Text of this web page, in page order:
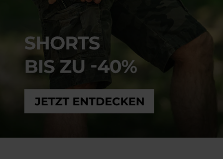
Schultergurte, Hüft- und Brustgurte, Mesh-
Rückensysteme und Kompressionsriemen erhöhen den
Tragekomfort und sorgen für eine stabile
Lastverteilung.
Rucksäcke sowohl im Einsatz als auch im urbanen
Alltag unauffällig integrieren. Viele Modelle verfügen
zudem über Klettflächen für Patches,
Trinksystemvorbereitung und Befestigungspunkte für
zusätzliche Ausrüstung.
rucksäcken und weiteren taktischen rucksäcken bei
MILITARY und finde das Modell, das optimal zu deinen
Anforderungen passt.